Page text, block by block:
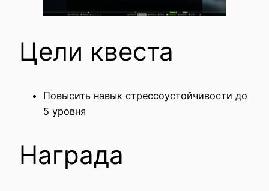
Цели квеста
Повысить навык стрессоустойчивости до
5 уровня
Награда